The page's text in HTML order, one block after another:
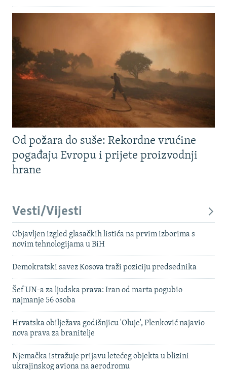
Od požara do suše: Rekordne vrućine
pogađaju Evropu i prijete proizvodnji
hrane
Vesti/Vijesti
Objavljen izgled glasačkih listića na prvim izborima s
novim tehnologijama u BiH
Demokratski savez Kosova traži poziciju predsednika
Šef UN-a za ljudska prava: Iran od marta pogubio
najmanje 56 osoba
Hrvatska obilježava godišnjicu 'Oluje', Plenković najavio
nova prava za branitelje
Njemačka istražuje prijavu letećeg objekta u blizini
ukrajinskog aviona na aerodromu